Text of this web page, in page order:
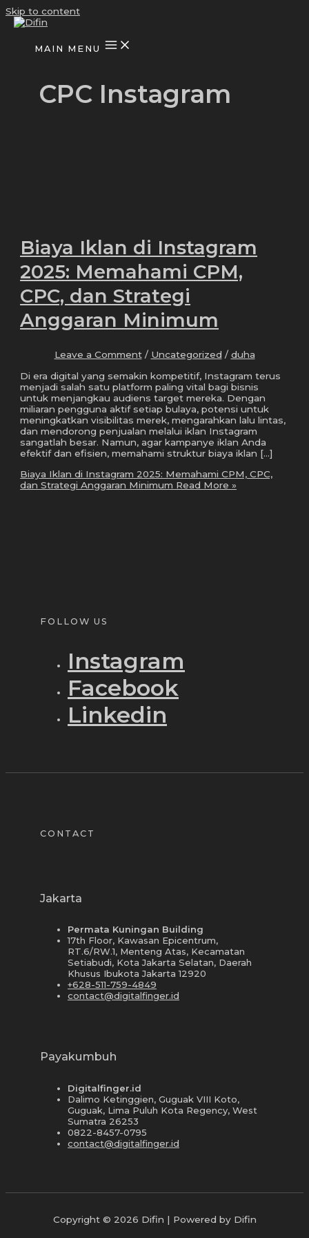
Skip to content
MAIN MENU
CPC Instagram
Biaya Iklan di Instagram
2025: Memahami CPM,
CPC, dan Strategi
Anggaran Minimum
Leave a Comment / Uncategorized / duha
Di era digital yang semakin kompetitif, Instagram terus
menjadi salah satu platform paling vital bagi bisnis
untuk menjangkau audiens target mereka. Dengan
miliaran pengguna aktif setiap bulaya, potensi untuk
meningkatkan visibilitas merek, mengarahkan lalu lintas,
dan mendorong penjualan melalui iklan Instagram
sangatlah besar. Namun, agar kampanye iklan Anda
efektif dan efisien, memahami struktur biaya iklan […]
Biaya Iklan di Instagram 2025: Memahami CPM, CPC,
dan Strategi Anggaran Minimum Read More »
FOLLOW US
Instagram
Facebook
Linkedin
CONTACT
Jakarta
Permata Kuningan Building
17th Floor, Kawasan Epicentrum,
RT.6/RW.1, Menteng Atas, Kecamatan
Setiabudi, Kota Jakarta Selatan, Daerah
Khusus Ibukota Jakarta 12920
+628-511-759-4849
contact@digitalfinger.id
Payakumbuh
Digitalfinger.id
Dalimo Ketinggien, Guguak VIII Koto,
Guguak, Lima Puluh Kota Regency, West
Sumatra 26253
0822-8457-0795
contact@digitalfinger.id
Copyright © 2026 Difin | Powered by Difin